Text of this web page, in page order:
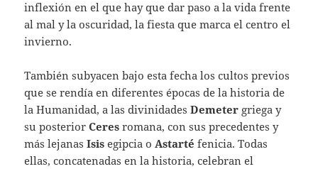
inflexión en el que hay que dar paso a la vida frente
al mal y la oscuridad, la fiesta que marca el centro el
invierno.
También subyacen bajo esta fecha los cultos previos
que se rendía en diferentes épocas de la historia de
la Humanidad, a las divinidadesDemeter griega y
su posteriorCeresromana, con sus precedentes y
más lejanasIsisegipcia oAstartéfenicia. Todas
ellas, concatenadas en la historia, celebran el